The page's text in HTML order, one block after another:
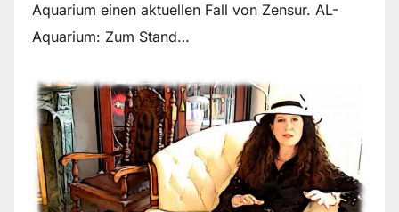
Aquarium einen aktuellen Fall von Zensur. AL-
Aquarium: Zum Stand…